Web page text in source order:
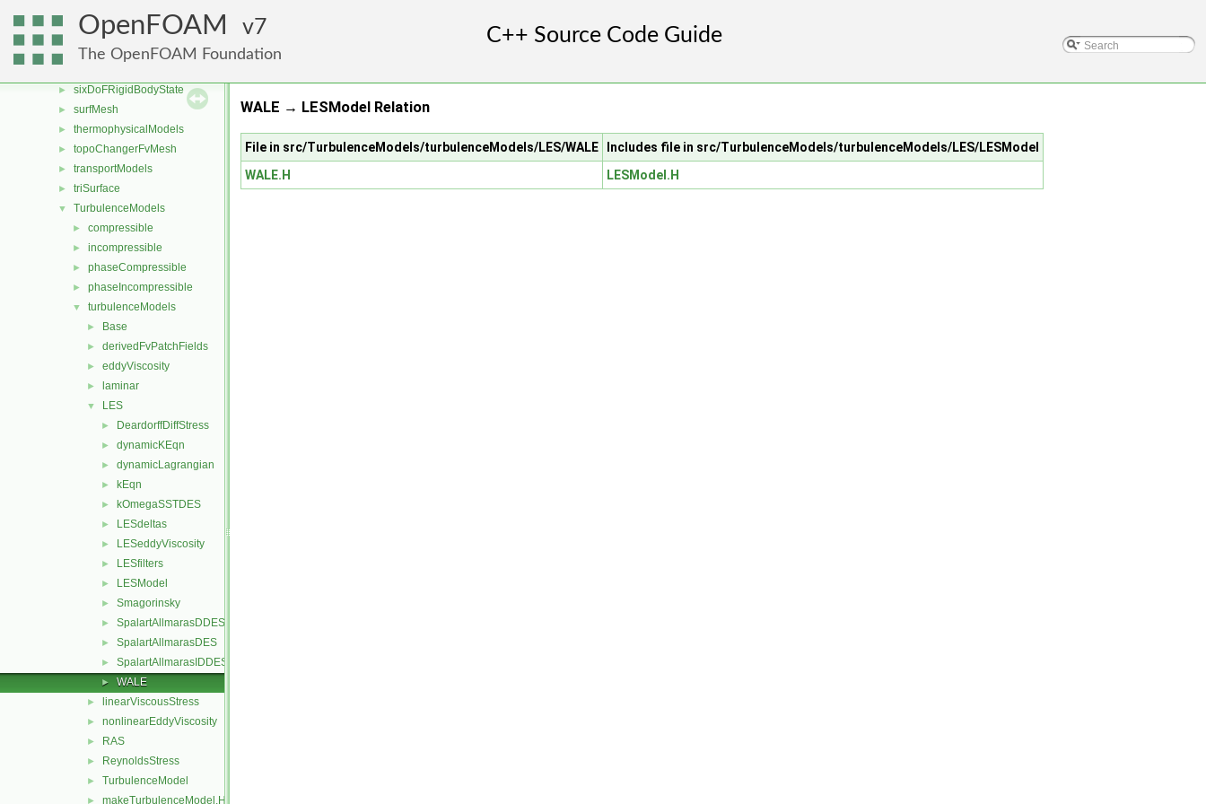
OpenFOAM 7
The OpenFOAM Foundation
► sampling
► semiPermeableBaffle
► sixDoFRigidBodyState
► surfMesh
► thermophysicalModels
► topoChangerFvMesh
► transportModels
► triSurface
▼ TurbulenceModels
► compressible
► incompressible
► phaseCompressible
► phaseIncompressible
▼ turbulenceModels
► Base
► derivedFvPatchFields
► eddyViscosity
► laminar
▼ LES
► DeardorffDiffStress
► dynamicKEqn
► dynamicLagrangian
► kEqn
► kOmegaSSTDES
► LESdeltas
► LESeddyViscosity
► LESfilters
► LESModel
► Smagorinsky
► SpalartAllmarasDDES
► SpalartAllmarasDES
► SpalartAllmarasIDDES
► WALE
► linearViscousStress
► nonlinearEddyViscosity
► RAS
► ReynoldsStress
► TurbulenceModel
► makeTurbulenceModel.H
WALE → LESModel Relation
File in src/TurbulenceModels/turbulenceModels/LES/WALE
Includes file in src/TurbulenceModels/turbulenceModels/LES/LESModel
WALE.H
LESModel.H